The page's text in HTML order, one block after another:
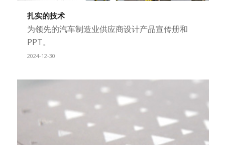
扎实的技术
为领先的汽车制造业供应商设计产品宣传册和
PPT。
2024-12-30